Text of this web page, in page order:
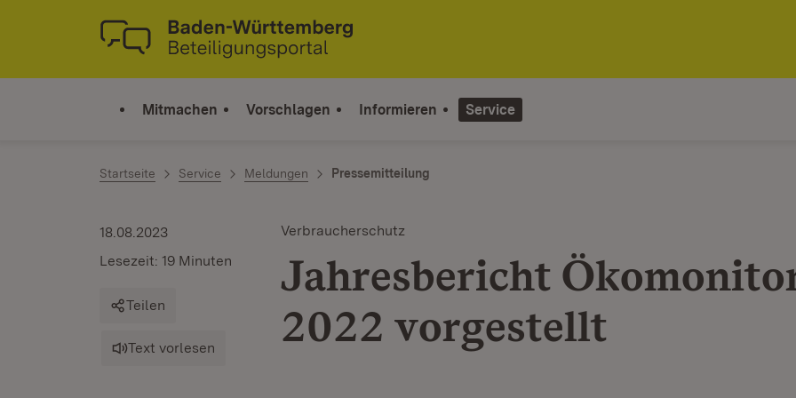
Zum Inhalt springen
Link zur Startseite
Mitmachen Vorschlagen Informieren Service
Startseite Service Meldungen Pressemitteilung
Verbraucherschutz
Jahresbericht
2022 vorgestellt
18.08.2023
Lesezeit: 19 Minuten
Teilen
Text vorlesen